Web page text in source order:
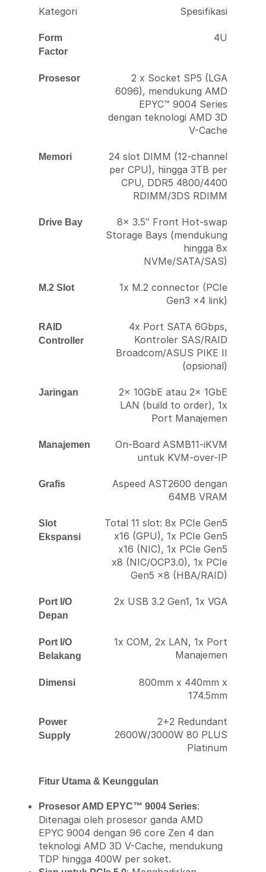
Kategori Spesifikasi
Form
Factor
4U
Prosesor
2 x Socket SP5 (LGA
6096), mendukung AMD
EPYC™ 9004 Series
dengan teknologi AMD 3D
V-Cache
Memori
24 slot DIMM (12-channel
per CPU), hingga 3TB per
CPU, DDR5 4800/4400
RDIMM/3DS RDIMM
Drive Bay
8x 3.5″ Front Hot-swap
Storage Bays (mendukung
hingga 8x
NVMe/SATA/SAS)
M.2 Slot
1x M.2 connector (PCIe
Gen3 x4 link)
RAID
Controller
4x Port SATA 6Gbps,
Kontroler SAS/RAID
Broadcom/ASUS PIKE II
(opsional)
Jaringan
2x 10GbE atau 2x 1GbE
LAN (build to order), 1x
Port Manajemen
Manajemen
On-Board ASMB11-iKVM
untuk KVM-over-IP
Grafis
Aspeed AST2600 dengan
64MB VRAM
Slot
Ekspansi
Total 11 slot: 8x PCIe Gen5
x16 (GPU), 1x PCIe Gen5
x16 (NIC), 1x PCIe Gen5
x8 (NIC/OCP3.0), 1x PCIe
Gen5 x8 (HBA/RAID)
Port I/O
Depan
2x USB 3.2 Gen1, 1x VGA
Port I/O
Belakang
1x COM, 2x LAN, 1x Port
Manajemen
Dimensi
800mm x 440mm x
174.5mm
Power
Supply
2+2 Redundant
2600W/3000W 80 PLUS
Platinum
Fitur Utama & Keunggulan
Prosesor AMD EPYC™ 9004 Series:
Ditenagai oleh prosesor ganda AMD
EPYC 9004 dengan 96 core Zen 4 dan
teknologi AMD 3D V-Cache, mendukung
TDP hingga 400W per soket.